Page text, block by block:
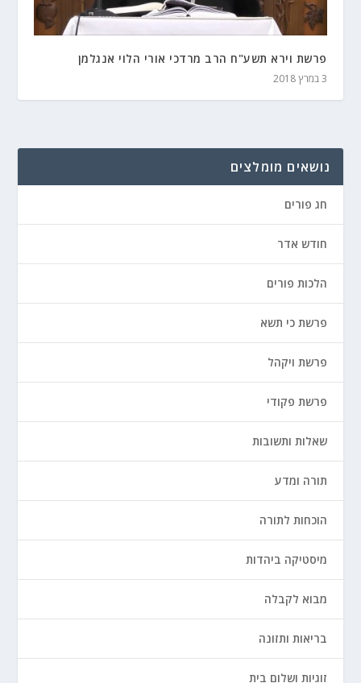
פרשת וירא תשע"ח הרב מרדכי אורי הלוי אנגלמן
3 במרץ 2018
נושאים מומלצים
חג פורים
חודש אדר
הלכות פורים
פרשת כי תשא
פרשת ויקהל
פרשת פקודי
שאלות ותשובות
תורה ומדע
הוכחות לתורה
מיסטיקה ביהדות
מבוא לקבלה
בריאות ותזונה
זוגיות ושלום בית